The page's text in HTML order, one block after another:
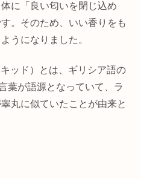
に「良い匂いを閉じ込め
。そのため、いい香りをも
うになりました。
ッド）とは、ギリシア語の
葉が語源となっていて、ラ
丸に似ていたことが由来と